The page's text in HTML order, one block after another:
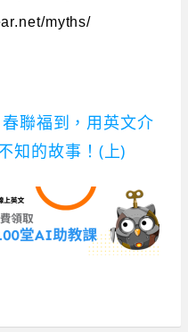
myths/
聯福到，用英文介
知的故事！(上)